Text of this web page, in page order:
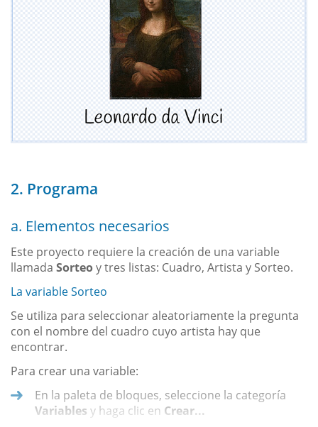
2. Programa
a. Elementos necesarios
Este proyecto requiere la creación de una variable
llamada Sorteoy tres listas: Cuadro, Artista y Sorteo.
La variable Sorteo
Se utiliza para seleccionar aleatoriamente la pregunta
con el nombre del cuadro cuyo artista hay que
encontrar.
Para crear una variable:
En la paleta de bloques, seleccione la categoría
Variables y haga clic en Crear...